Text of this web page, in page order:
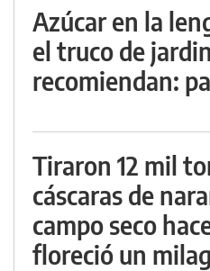
Azúcar en la
el truco de
recomiendan:
Tiraron 12 mil
cáscaras de
campo seco
floreció un